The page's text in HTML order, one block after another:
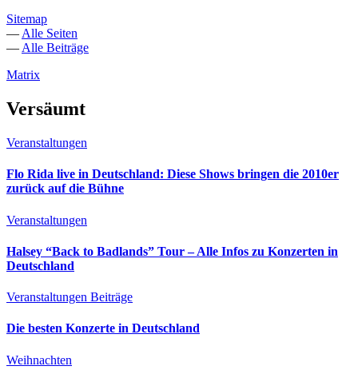
Sitemap
— Alle Seiten
— Alle Beiträge
Matrix
Versäumt
Veranstaltungen
Flo Rida live in Deutschland: Diese Shows bringen die 2010er
zurück auf die Bühne
Veranstaltungen
Halsey “Back to Badlands” Tour – Alle Infos zu Konzerten in
Deutschland
Veranstaltungen Beiträge
Die besten Konzerte in Deutschland
Weihnachten